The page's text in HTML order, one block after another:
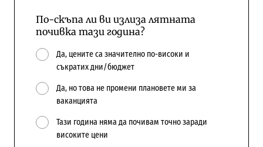
По-скъпа ли ви излиза лятната
почивка тази година?
Да, цените са значително по-високи и
съкратих дни/бюджет
Да, но това не промени плановете ми за
ваканцията
Тази година няма да почивам точно заради
високите цени